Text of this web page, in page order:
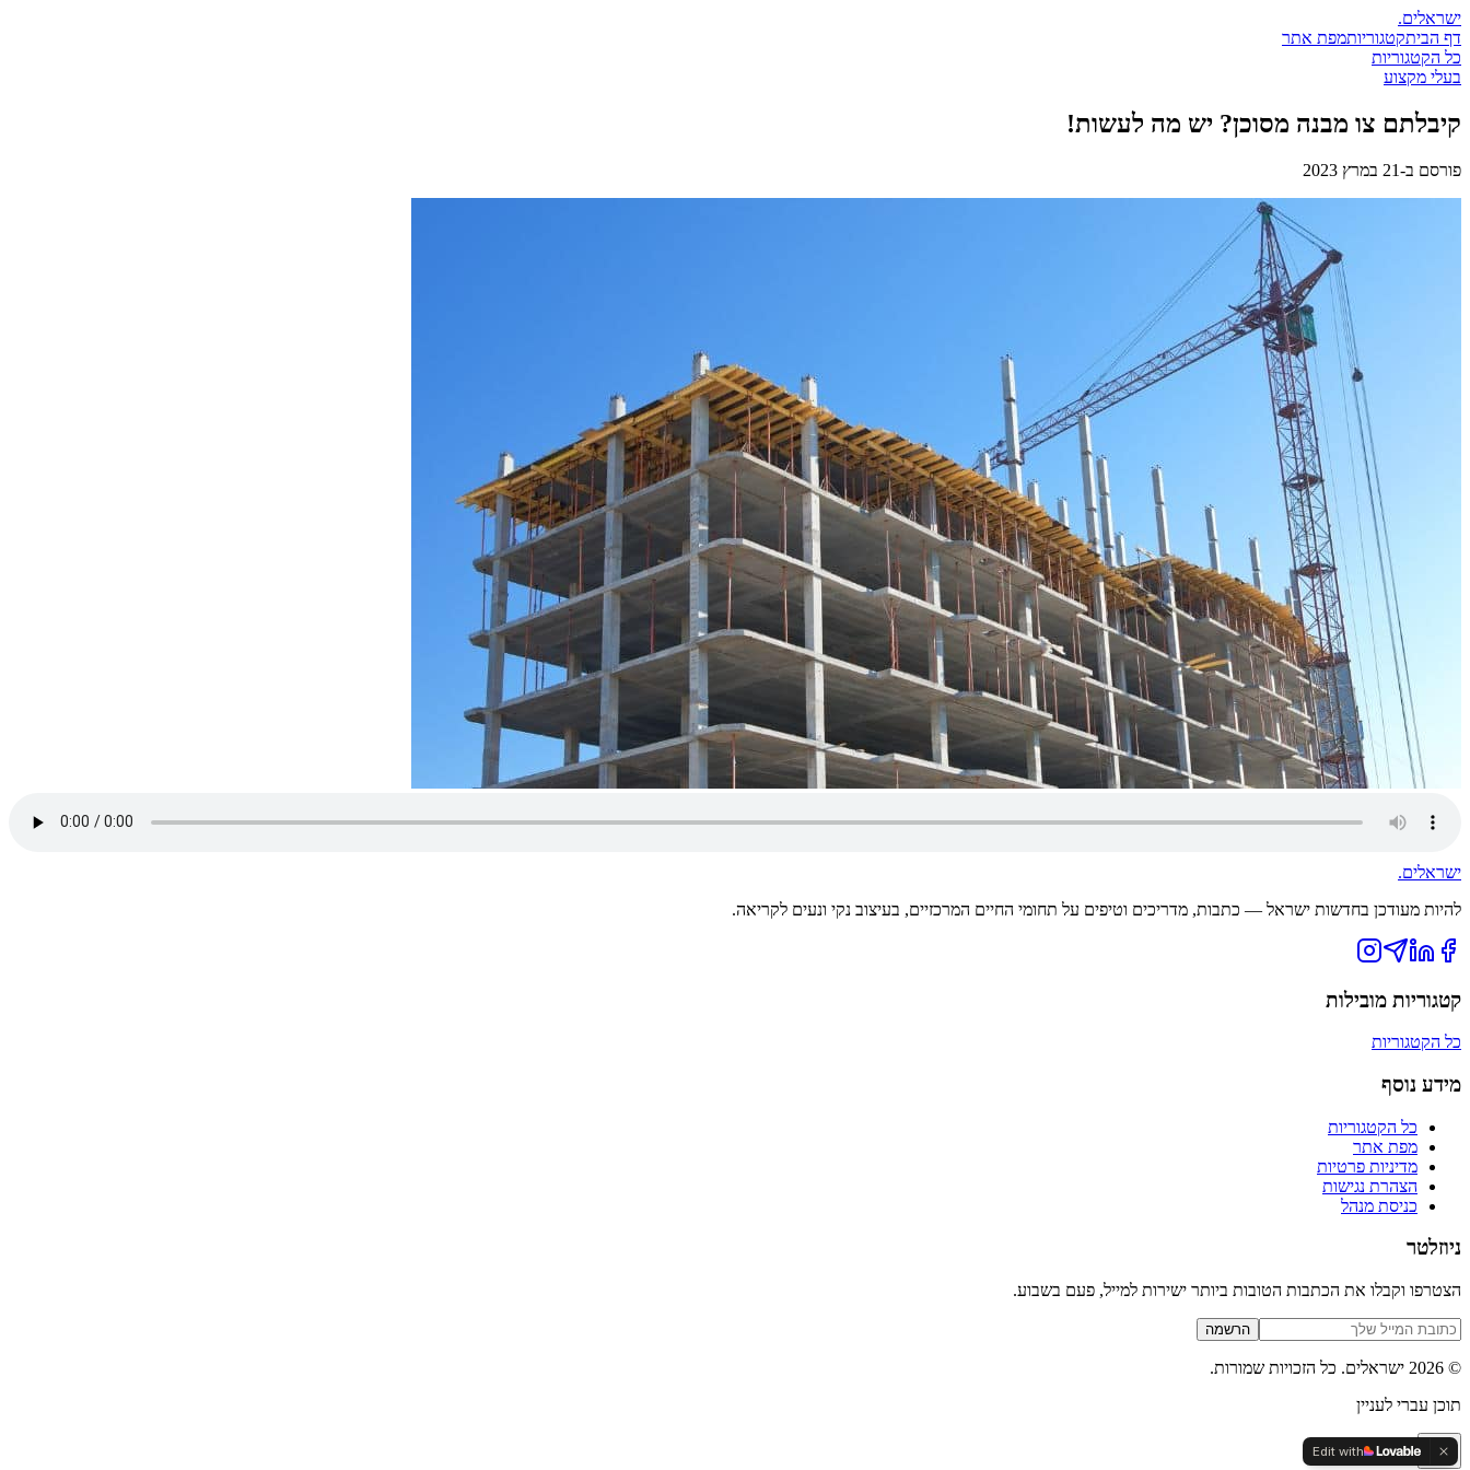
ישראלים.
דף הביתקטגוריותמפת אתר
כל הקטגוריות
בעלי מקצוע
קיבלתם צו מבנה מסוכן? יש מה לעשות!
פורסם ב-21 במרץ 2023
ישראלים.
להיות מעודכן בחדשות ישראל — כתבות, מדריכים וטיפים על תחומי החיים המרכזיים, בעיצוב נקי ונעים לקריאה.
קטגוריות מובילות
כל הקטגוריות
מידע נוסף
כל הקטגוריות
מפת אתר
מדיניות פרטיות
הצהרת נגישות
כניסת מנהל
ניוזלטר
הצטרפו וקבלו את הכתבות הטובות ביותר ישירות למייל, פעם בשבוע.
הרשמה
©
2026 ישראלים. כל הזכויות שמורות.
תוכן עברי לעניין
Edit with